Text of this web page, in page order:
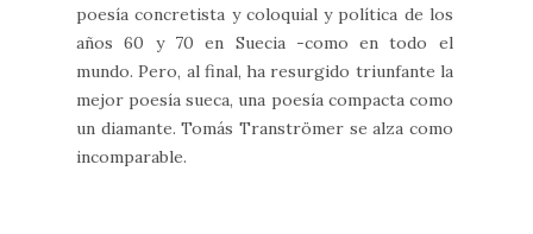
poesía concretista y coloquial y política de los
años 60 y 70 en Suecia -como en todo el
mundo. Pero, al final, ha resurgido triunfante la
mejor poesía sueca, una poesía compacta como
un diamante. Tomás Tranströmer se alza como
incomparable.